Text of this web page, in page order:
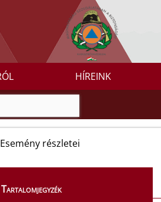
HÍREINK
Esemény részletei
Tartalomjegyzék